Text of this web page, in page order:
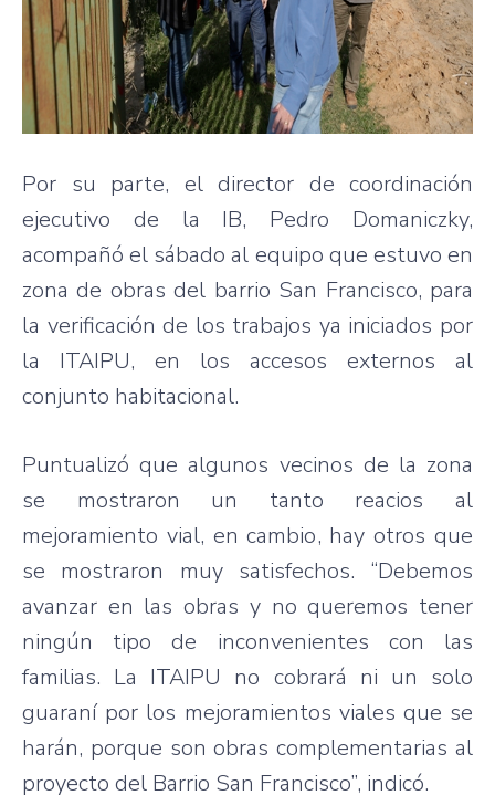
Por su parte, el director de coordinación
ejecutivo de la IB, Pedro Domaniczky,
acompañó el sábado al equipo que estuvo en
zona de obras del barrio San Francisco, para
la verificación de los trabajos ya iniciados por
la ITAIPU, en los accesos externos al
conjunto habitacional.
Puntualizó que algunos vecinos de la zona
se mostraron un tanto reacios al
mejoramiento vial, en cambio, hay otros que
se mostraron muy satisfechos. “Debemos
avanzar en las obras y no queremos tener
ningún tipo de inconvenientes con las
familias. La ITAIPU no cobrará ni un solo
guaraní por los mejoramientos viales que se
harán, porque son obras complementarias al
proyecto del Barrio San Francisco”, indicó.